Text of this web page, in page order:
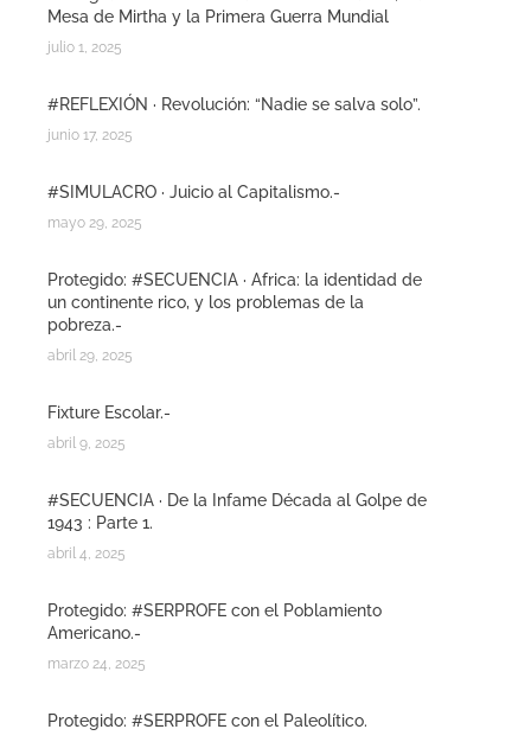
Mesa de Mirtha y la Primera Guerra Mundial
julio 1, 2025
#REFLEXIÓN · Revolución: “Nadie se salva solo”.
junio 17, 2025
#SIMULACRO · Juicio al Capitalismo.-
mayo 29, 2025
Protegido: #SECUENCIA · Africa: la identidad de
un continente rico, y los problemas de la
pobreza.-
abril 29, 2025
Fixture Escolar.-
abril 9, 2025
#SECUENCIA · De la Infame Década al Golpe de
1943 : Parte 1.
abril 4, 2025
Protegido: #SERPROFE con el Poblamiento
Americano.-
marzo 24, 2025
Protegido: #SERPROFE con el Paleolítico.